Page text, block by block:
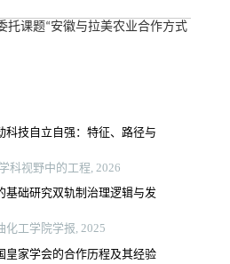
托课题“安徽与拉美农业合作方式